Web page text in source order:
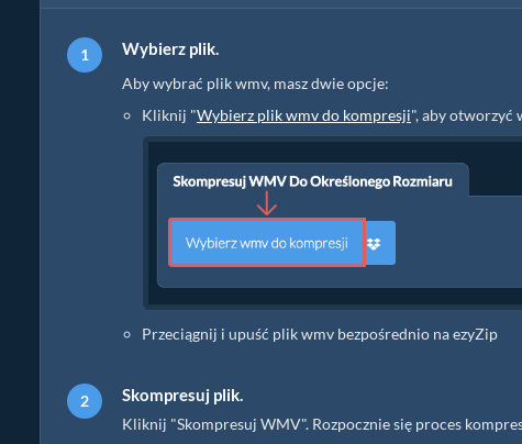
Wybierz plik.
Aby wybrać plik wmv, masz dwie opcje:
Kliknij "Wybierz plik wmv do kompresji", aby otworzyć
Przeciągnij i upuść plik wmv bezpośrednio na ezyZip
Skompresuj plik.
Kliknij "Skompresuj WMV". Rozpocznie się proces